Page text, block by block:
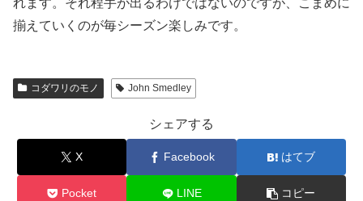
揃えていくのが毎シーズン楽しみです。
コダワリのモノ John Smedley
シェアする
X Facebook はてブ
Pocket LINE コピー